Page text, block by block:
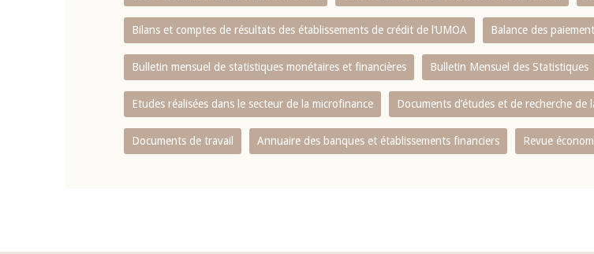
Bilans et comptes de résultats des établissements de crédit de l‘UMOA Balance des
Bulletin mensuel de statistiques monétaires et financières Bulletin Mensuel des Statistiques
Etudes réalisées dans le secteur de la microfinance Documents d’études et de recherche de
Documents de travail Annuaire des banques et établissements financiers Revue